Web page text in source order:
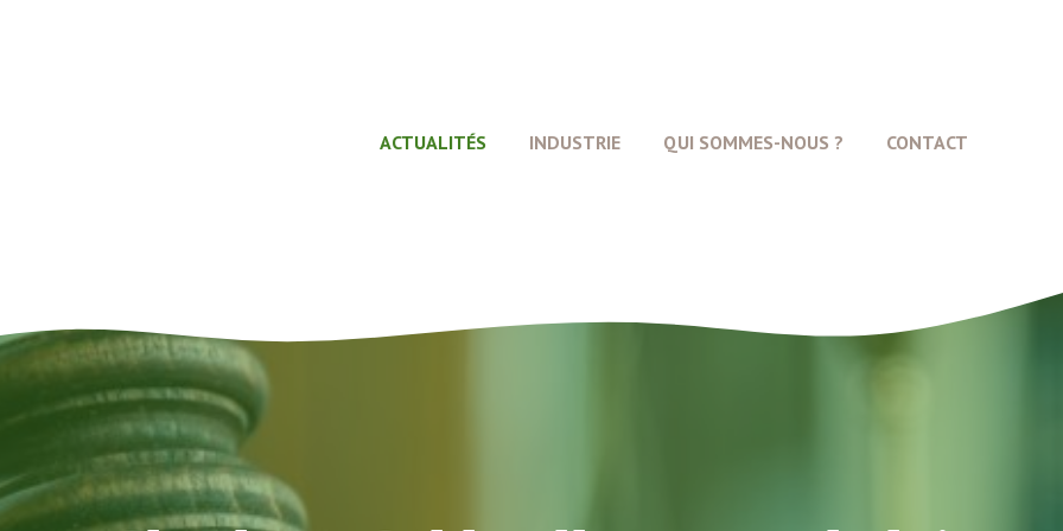
ACTUALITÉS INDUSTRIE QUI SOMMES-NOUS ? CONTACT